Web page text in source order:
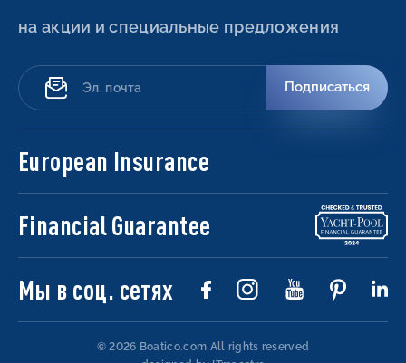
на акции и специальные предложения
Подписаться
European Insurance
Financial Guarantee
Мы в соц. сетях
© 2026 Boatico.com All rights reserved